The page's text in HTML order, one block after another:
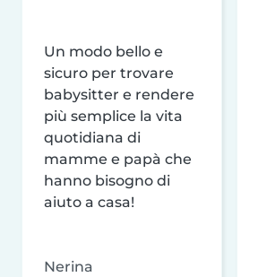
Un modo bello e
sicuro per trovare
babysitter e rendere
più semplice la vita
quotidiana di
mamme e papà che
hanno bisogno di
aiuto a casa!
Nerina